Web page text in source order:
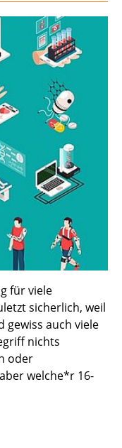
für viele
sicherlich, weil
gewiss auch viele
nichts
oder
welche*r 16-